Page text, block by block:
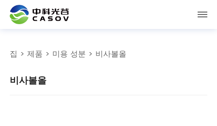
집 > 제품 > 미용 성분 > 비사볼올
비사볼올